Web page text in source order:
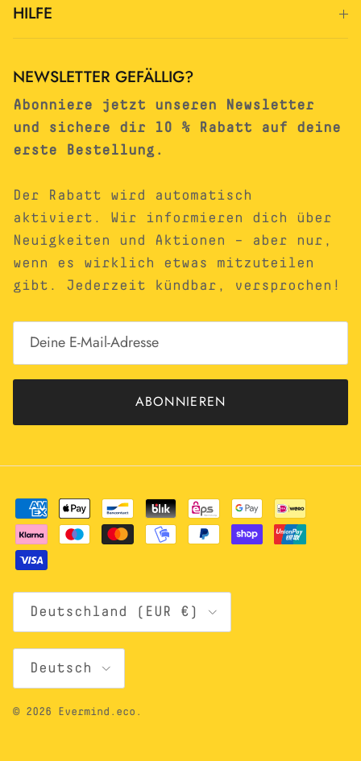
HILFE
NEWSLETTER GEFÄLLIG?
Abonniere jetzt unseren Newsletter
und sichere dir 10 % Rabatt auf deine
erste Bestellung.
Der Rabatt wird automatisch
aktiviert. Wir informieren dich über
Neuigkeiten und Aktionen – aber nur,
wenn es wirklich etwas mitzuteilen
gibt. Jederzeit kündbar, versprochen!
ABONNIEREN
Deutschland (EUR €)
Deutsch
© 2026 Evermind.eco .